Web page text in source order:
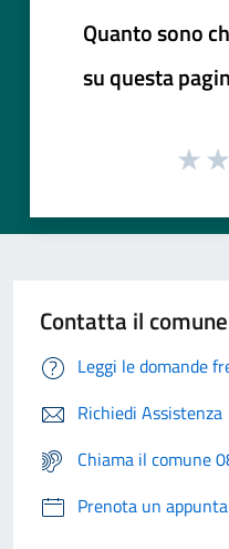
Quanto sono
su questa
Contatta il comune
Leggi le domande
Richiedi Assistenza
Chiama il comune
Prenota un